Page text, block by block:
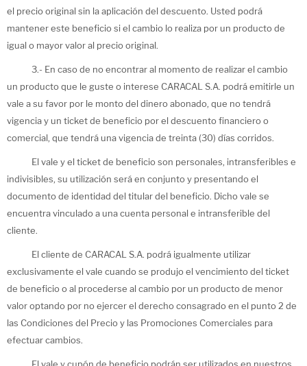
el precio original sin la aplicación del descuento. Usted podrá
mantener este beneficio si el cambio lo realiza por un producto de
igual o mayor valor al precio original.
3.- En caso de no encontrar al momento de realizar el cambio
un producto que le guste o interese CARACAL S.A. podrá emitirle un
vale a su favor por le monto del dinero abonado, que no tendrá
vigencia y un ticket de beneficio por el descuento financiero o
comercial, que tendrá una vigencia de treinta (30) días corridos.
El vale y el ticket de beneficio son personales, intransferibles e
indivisibles, su utilización será en conjunto y presentando el
documento de identidad del titular del beneficio. Dicho vale se
encuentra vinculado a una cuenta personal e intransferible del
cliente.
El cliente de CARACAL S.A. podrá igualmente utilizar
exclusivamente el vale cuando se produjo el vencimiento del ticket
de beneficio o al procederse al cambio por un producto de menor
valor optando por no ejercer el derecho consagrado en el punto 2 de
las Condiciones del Precio y las Promociones Comerciales para
efectuar cambios.